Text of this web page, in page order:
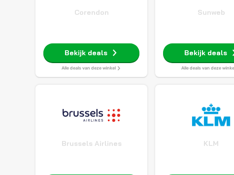
Corendon
Bekijk deals
Alle deals van deze winkel
Sunweb
Bekijk deals
Alle deals van deze
Brussels Airlines KLM